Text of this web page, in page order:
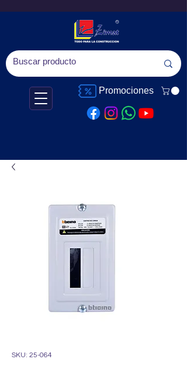
Promociones
SKU: 25-064